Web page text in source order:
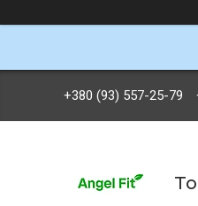
+380 (93) 557-25-79